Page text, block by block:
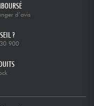
d’avis
?
900